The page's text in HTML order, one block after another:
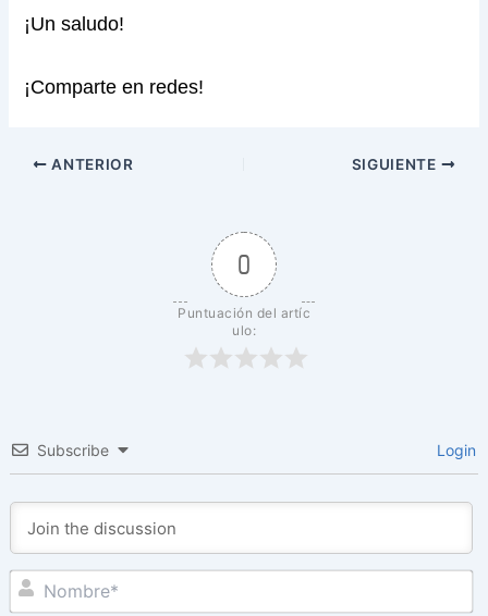
¡Un saludo!
¡Comparte en redes!
ANTERIOR SIGUIENTE
0
Puntuación del artíc
ulo:
Subscribe Login